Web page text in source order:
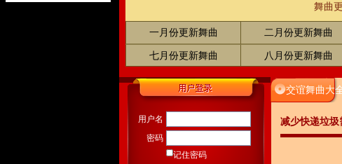
舞曲
一月份更新舞曲 二月份更新舞曲
七月份更新舞曲 八月份更新舞曲
用户名
密码
记住密码
交谊舞曲大
减少快递垃